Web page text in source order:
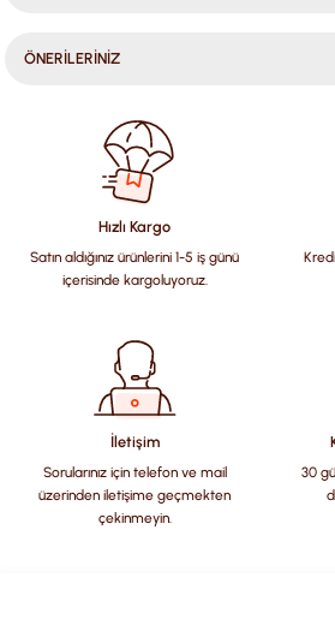
ÖNERİLERİNİZ
konularda yetersiz gördüğünüz
kullanarak tarafımıza iletebilirsiniz.
Görüş ve önerileriniz için teşekkür
Ürün resmi kalitesiz, bozuk veya
Ürün açıklamasında eksik bilgiler
Ürün bilgilerinde hatalar bulunuyor.
Ürün fiyatı diğer sitelerden daha pahalı.
Bu ürüne benzer farklı alternatifler
Hızlı Kargo
Satın aldığınız ürünlerini 1-5 iş günü
içerisinde kargoluyoruz.
İletişim
Sorularınız için telefon ve mail
üzerinden iletişime geçmekten
çekinmeyin.
30